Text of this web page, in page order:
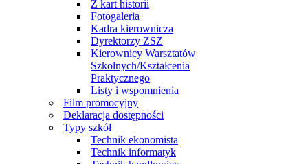
Z kart historii
Fotogaleria
Kadra kierownicza
Dyrektorzy ZSZ
Kierownicy Warsztatów
Szkolnych/Kształcenia
Praktycznego
Listy i wspomnienia
Film promocyjny
Deklaracja dostępności
Typy szkół
Technik ekonomista
Technik informatyk